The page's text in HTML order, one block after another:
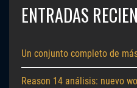
ENTRADAS
Un conjunto completo de
Reason 14 análisis: nuevo